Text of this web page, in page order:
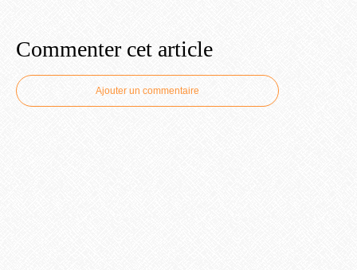
Commenter cet article
Ajouter un commentaire